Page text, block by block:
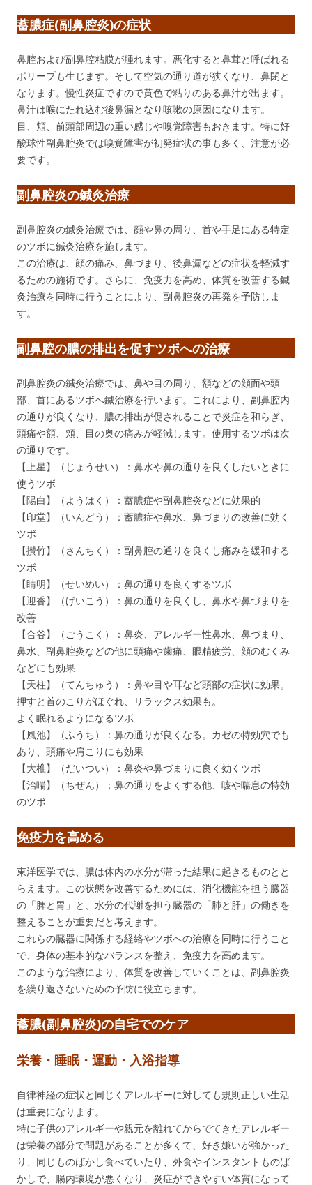
蓄膿症(副鼻腔炎)の症状
鼻腔および副鼻腔粘膜が腫れます。悪化すると鼻茸と呼ばれる
ポリープも生じます。そして空気の通り道が狭くなり、鼻閉と
なります。慢性炎症ですので黄色で粘りのある鼻汁が出ます。
鼻汁は喉にたれ込む後鼻漏となり咳嗽の原因になります。
目、頬、前頭部周辺の重い感じや嗅覚障害もおきます。特に好
酸球性副鼻腔炎では嗅覚障害が初発症状の事も多く、注意が必
要です。
副鼻腔炎の鍼灸治療
副鼻腔炎の鍼灸治療では、顔や鼻の周り、首や手足にある特定
のツボに鍼灸治療を施します。
この治療は、顔の痛み、鼻づまり、後鼻漏などの症状を軽減す
るための施術です。さらに、免疫力を高め、体質を改善する鍼
灸治療を同時に行うことにより、副鼻腔炎の再発を予防しま
す。
副鼻腔の膿の排出を促すツボへの治療
副鼻腔炎の鍼灸治療では、鼻や目の周り、額などの顔面や頭
部、首にあるツボへ鍼治療を行います。これにより、副鼻腔内
の通りが良くなり、膿の排出が促されることで炎症を和らぎ、
頭痛や額、頬、目の奥の痛みが軽減します。使用するツボは次
の通りです。
【上星】（じょうせい）：鼻水や鼻の通りを良くしたいときに
使うツボ
【陽白】（ようはく）：蓄膿症や副鼻腔炎などに効果的
【印堂】（いんどう）：蓄膿症や鼻水、鼻づまりの改善に効く
ツボ
【攅竹】（さんちく）：副鼻腔の通りを良くし痛みを緩和する
ツボ
【睛明】（せいめい）：鼻の通りを良くするツボ
【迎香】（げいこう）：鼻の通りを良くし、鼻水や鼻づまりを
改善
【合谷】（ごうこく）：鼻炎、アレルギー性鼻水、鼻づまり、
鼻水、副鼻腔炎などの他に頭痛や歯痛、眼精疲労、顔のむくみ
などにも効果
【天柱】（てんちゅう）：鼻や目や耳など頭部の症状に効果。
押すと首のこりがほぐれ、リラックス効果も。
よく眠れるようになるツボ
【風池】（ふうち）：鼻の通りが良くなる。カゼの特効穴でも
あり、頭痛や肩こりにも効果
【大椎】（だいつい）：鼻炎や鼻づまりに良く効くツボ
【治喘】（ちぜん）：鼻の通りをよくする他、咳や喘息の特効
のツボ
免疫力を高める
東洋医学では、膿は体内の水分が滞った結果に起きるものとと
らえます。この状態を改善するためには、消化機能を担う臓器
の「脾と胃」と、水分の代謝を担う臓器の「肺と肝」の働きを
整えることが重要だと考えます。
これらの臓器に関係する経絡やツボへの治療を同時に行うこと
で、身体の基本的なバランスを整え、免疫力を高めます。
このような治療により、体質を改善していくことは、副鼻腔炎
を繰り返さないための予防に役立ちます。
蓄膿(副鼻腔炎)の自宅でのケア
栄養・睡眠・運動・入浴指導
自律神経の症状と同じくアレルギーに対しても規則正しい生活
は重要になります。
特に子供のアレルギーや親元を離れてからでてきたアレルギー
は栄養の部分で問題があることが多くて、好き嫌いが強かった
り、同じものばかし食べていたり、外食やインスタントものば
かしで、腸内環境が悪くなり、炎症ができやすい体質になって